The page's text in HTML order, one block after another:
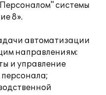
системы
8».
автоматизации
направлениям:
и управление